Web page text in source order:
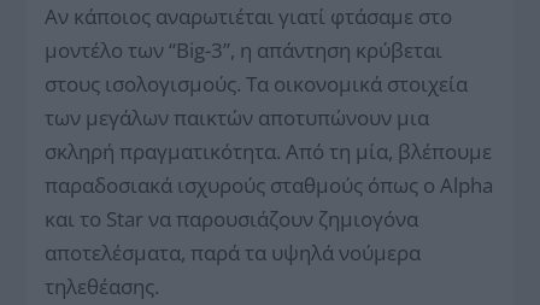
Αν κάποιος αναρωτιέται γιατί φτάσαμε στο
μοντέλο των “Big-3”, η απάντηση κρύβεται
στους ισολογισμούς. Τα οικονομικά στοιχεία
των μεγάλων παικτών αποτυπώνουν μια
σκληρή πραγματικότητα. Από τη μία, βλέπουμε
παραδοσιακά ισχυρούς σταθμούς όπως ο Alpha
και το Star να παρουσιάζουν ζημιογόνα
αποτελέσματα, παρά τα υψηλά νούμερα
τηλεθέασης.